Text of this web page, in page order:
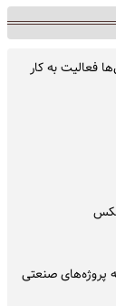
فعالیت به کار
که بودجه پروژه‌های صنعتی